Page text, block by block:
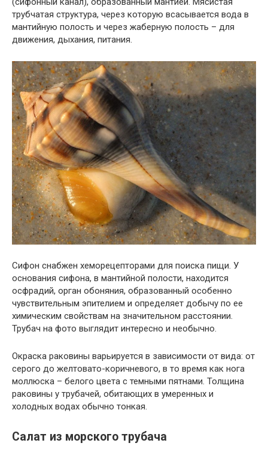
трубчатая структура, через которую всасывается вода в
мантийную полость и через жаберную полость – для
движения, дыхания, питания.
Сифон снабжен хеморецепторами для поиска пищи. У
основания сифона, в мантийной полости, находится
осфрадий, орган обоняния, образованный особенно
чувствительным эпителием и определяет добычу по ее
химическим свойствам на значительном расстоянии.
Трубач на фото выглядит интересно и необычно.
Окраска раковины варьируется в зависимости от вида: от
серого до желтовато-коричневого, в то время как нога
моллюска – белого цвета с темными пятнами. Толщина
раковины у трубачей, обитающих в умеренных и
холодных водах обычно тонкая.
Салат из морского трубача